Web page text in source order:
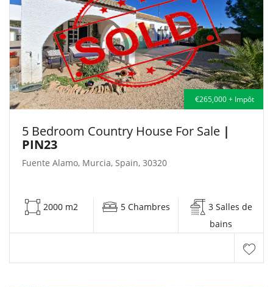
€265,000 + Impôt
5 Bedroom Country House For Sale |
PIN23
Fuente Alamo, Murcia, Spain, 30320
2000 m2 5 Chambres
3 Salles de
bains